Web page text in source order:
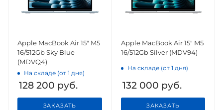
Apple MacBook Air 15" M5
16/512Gb Sky Blue
(MDVQ4)
На складе (от 1 дня)
128 200 руб.
ЗАКАЗАТЬ
Apple MacBook Air 15" M5
16/512Gb Silver (MDV94)
На складе (от 1 дня)
132 000 руб.
ЗАКАЗАТЬ